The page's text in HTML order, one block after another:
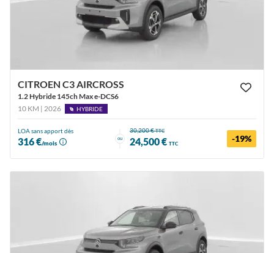
CITROEN C3 AIRCROSS
1.2 Hybride 145ch Max e-DCS6
10 KM | 2026
HYBRIDE
LOA sans apport dès
316 €/mois
ou
30,200 €TTC
24,500 € TTC -19%